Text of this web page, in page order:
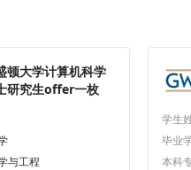
Management
顿大学计算机科学
研究生offer一枚
与工程
学生
毕业
本科